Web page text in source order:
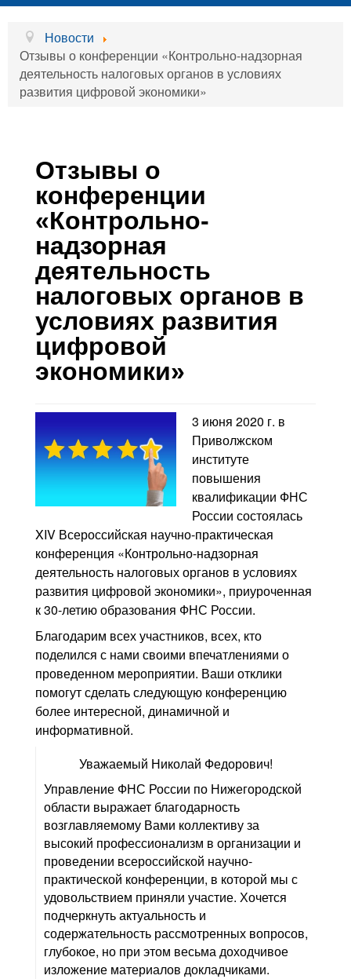
Главная
Об учреждении
Новости
Услуги проживания
Контакты
Блог
Новости
Отзывы о конференции «Контрольно-надзорная
деятельность налоговых органов в условиях
развития цифровой экономики»
Отзывы о
конференции
«Контрольно-
надзорная
деятельность
налоговых органов в
условиях развития
цифровой
экономики»
3 июня 2020 г. в
Приволжском
институте
повышения
квалификации ФНС
России состоялась
XIV Всероссийская научно-практическая
конференция «Контрольно-надзорная
деятельность налоговых органов в условиях
развития цифровой экономики», приуроченная
к 30-летию образования ФНС России.
Благодарим всех участников, всех, кто
поделился с нами своими впечатлениями о
проведенном мероприятии. Ваши отклики
помогут сделать следующую конференцию
более интересной, динамичной и
информативной.
Уважаемый Николай Федорович!
Управление ФНС России по Нижегородской
области выражает благодарность
возглавляемому Вами коллективу за
высокий профессионализм в организации и
проведении всероссийской научно-
практической конференции, в которой мы с
удовольствием приняли участие. Хочется
подчеркнуть актуальность и
содержательность рассмотренных вопросов,
глубокое, но при этом весьма доходчивое
изложение материалов докладчиками.